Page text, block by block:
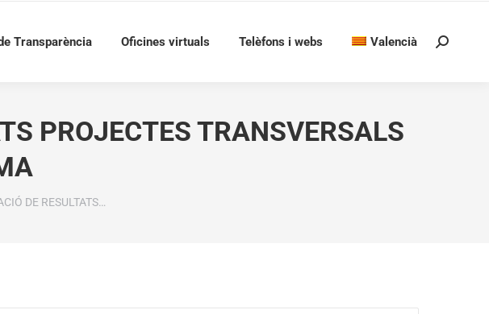
Transparència Oficines virtuals Telèfons i webs Valencià Search:
PROJECTES TRANSVERSALS
DE RESULTATS…